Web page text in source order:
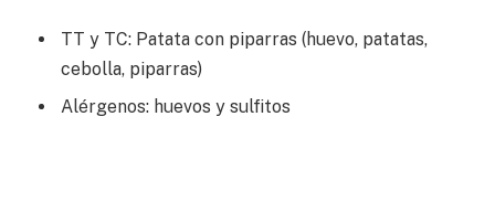
TT y TC: Patata con piparras (huevo, patatas,
cebolla, piparras)
Alérgenos: huevos y sulfitos